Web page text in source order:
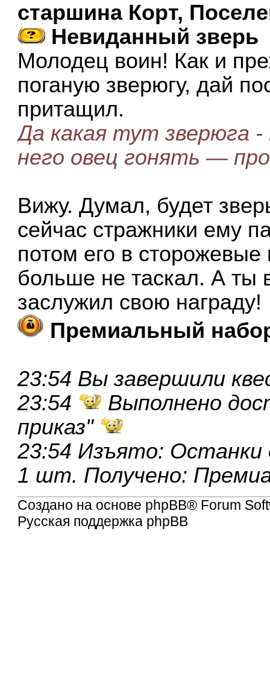
старшина Корт,
Невиданный зверь
Молодец воин! Как и
поганую зверюгу, дай
притащил.
Да какая тут зверюга -
него овец гонять —
Вижу. Думал, будет
сейчас стражники ему
потом его в
больше не таскал. А ты
заслужил свою награду!
Премиальный
23:54 Вы завершили
23:54
Выполнено
приказ"
23:54 Изъято:
1 шт. Получено:
Создано на основе phpBB® Forum
Русская поддержка phpBB